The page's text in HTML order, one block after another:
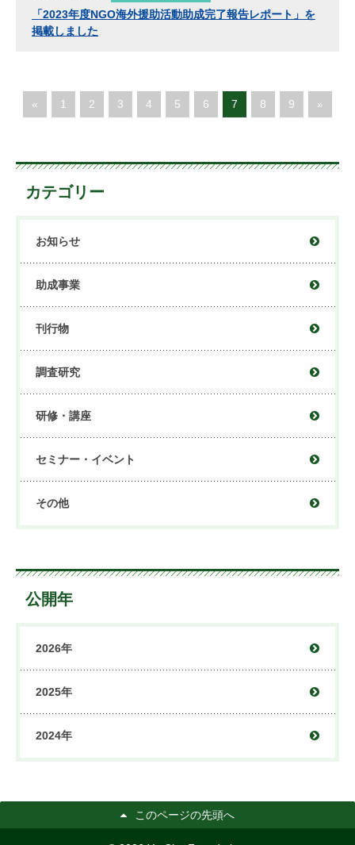
「2023年度NGO海外援助活動助成完了報告レポート」を
掲載しました
« 1 2 3 4 5 6 7 8 9 »
カテゴリー
お知らせ
助成事業
刊行物
調査研究
研修・講座
セミナー・イベント
その他
公開年
2026年
2025年
2024年
このページの先頭へ